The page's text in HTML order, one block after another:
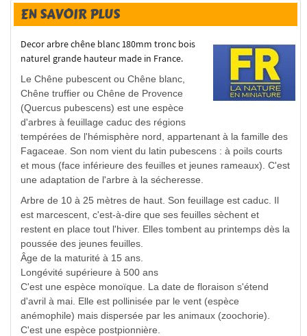
EN SAVOIR PLUS
Decorarbre chêne blanc180mm tronc bois
naturel grande hauteur made in France.
Le Chêne pubescent ou Chêne blanc,
Chêne truffier ou Chêne de Provence
(Quercus pubescens) est une espèce
d'arbres à feuillage caduc des régions
tempérées de l'hémisphère nord, appartenant à la famille des
Fagaceae. Son nom vient du latin pubescens : à poils courts
et mous (face inférieure des feuilles et jeunes rameaux). C'est
une adaptation de l'arbre à la sécheresse.
Arbre de 10 à 25 mètres de haut. Son feuillage est caduc. Il
est marcescent, c'est-à-dire que ses feuilles sèchent et
restent en place tout l'hiver. Elles tombent au printemps dès la
poussée des jeunes feuilles.
Âge de la maturité à 15 ans.
Longévité supérieure à 500 ans
C'est une espèce monoïque. La date de floraison s'étend
d'avril à mai. Elle est pollinisée par le vent (espèce
anémophile) mais dispersée par les animaux (zoochorie).
C'est une espèce postpionnière.